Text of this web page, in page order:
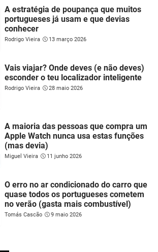
A estratégia de poupança que muitos
portugueses já usam e que devias
conhecer
Rodrigo Vieira 13 março 2026
Vais viajar? Onde deves (e não deves)
esconder o teu localizador inteligente
Rodrigo Vieira 28 maio 2026
A maioria das pessoas que compra um
Apple Watch nunca usa estas funções
(mas devia)
Miguel Vieira 11 junho 2026
O erro no ar condicionado do carro que
quase todos os portugueses cometem
no verão (gasta mais combustível)
Tomás Cascão 9 maio 2026